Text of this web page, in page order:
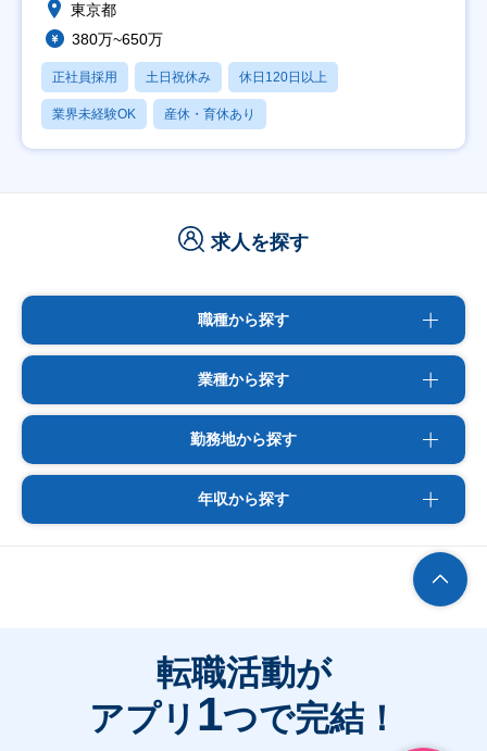
東京都
380万~650万
正社員採用 土日祝休み 休日120日以上
業界未経験OK 産休・育休あり
求人を探す
職種から探す
業種から探す
勤務地から探す
年収から探す
転職活動が
アプリ 1つで完結！